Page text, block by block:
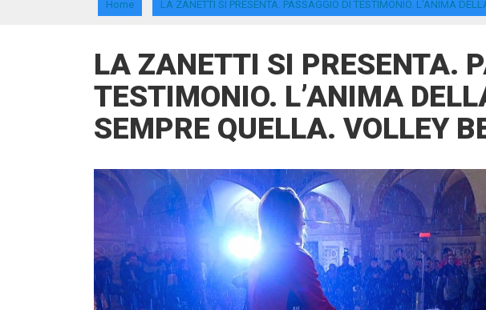
Home LA ZANETTI SI PRESENTA. PASSAGGIO DI TESTIMONIO. L’ANIMA
LA ZANETTI SI PRESENTA.
TESTIMONIO. L’ANIMA
SEMPRE QUELLA. VOLLEY